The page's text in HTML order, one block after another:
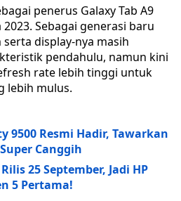
penerus Galaxy Tab A9
Sebagai generasi baru
display-nya masih
pendahulu, namun kini
rate lebih tinggi untuk
lebih mulus.
9500 Resmi Hadir, Tawarkan
Canggih
25 September, Jadi HP
5 Pertama!